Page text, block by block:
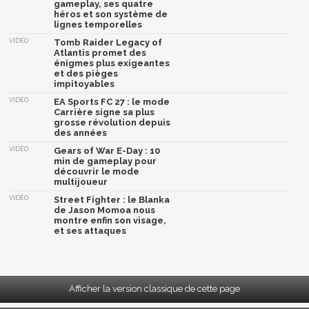
gameplay, ses quatre
héros et son système de
lignes temporelles
VIDÉO
Tomb Raider Legacy of
Atlantis promet des
énigmes plus exigeantes
et des pièges
impitoyables
VIDÉO
EA Sports FC 27 : le mode
Carrière signe sa plus
grosse révolution depuis
des années
VIDÉO
Gears of War E-Day : 10
min de gameplay pour
découvrir le mode
multijoueur
VIDÉO
Street Fighter : le Blanka
de Jason Momoa nous
montre enfin son visage,
et ses attaques
Afficher la version classique de cette page